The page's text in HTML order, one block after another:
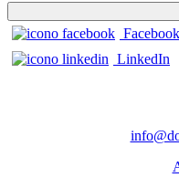
Facebook
LinkedIn